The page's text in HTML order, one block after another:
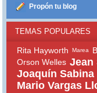
Propón tu blog
TEMAS POPULARES
Rita Hayworth Marea
Orson Welles Jean
Joaquín Sabina
Mario Vargas